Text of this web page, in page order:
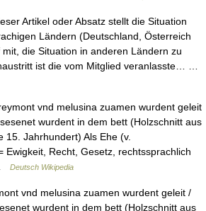
Artikel oder Absatz stellt die Situation
Ländern (Deutschland, Österreich
die Situation in anderen Ländern zu
ist die vom Mitglied veranlasste… …
vnd melusina zuamen wurdent geleit
wurdent in dem bett (Holzschnitt aus
15. Jahrhundert) Als Ehe (v.
Ewigkeit, Recht, Gesetz, rechtssprachlich
Deutsch Wikipedia
vnd melusina zuamen wurdent geleit /
wurdent in dem bett (Holzschnitt aus